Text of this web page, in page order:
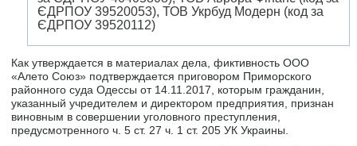
ЄДРПОУ 39520053), ТОВ Укрбуд Модерн (код за
ЄДРПОУ 39520112)
Как утверждается в материалах дела, фиктивность ООО
«Алето Союз» подтверждается приговором Приморского
районного суда Одессы от 14.11.2017, которым гражданин,
указанный учредителем и директором предприятия, признан
виновным в совершении уголовного преступления,
предусмотренного ч. 5 ст. 27 ч. 1 ст. 205 УК Украины.